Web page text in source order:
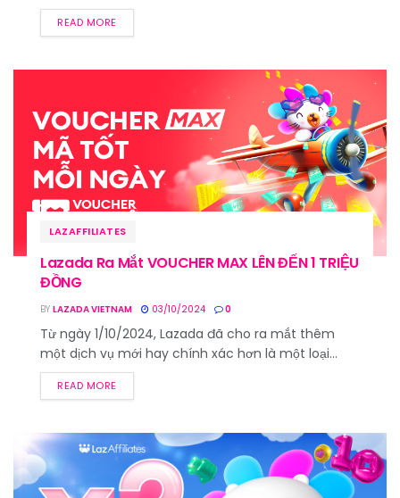
READ MORE
LAZAFFILIATES
Lazada Ra Mắt VOUCHER MAX LÊN ĐẾN 1 TRIỆU
ĐỒNG
BY LAZADA VIETNAM 03/10/2024 0
Từ ngày 1/10/2024, Lazada đã cho ra mắt thêm
một dịch vụ mới hay chính xác hơn là một loại...
READ MORE